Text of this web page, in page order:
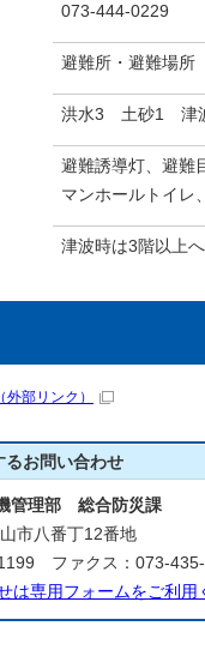
073-444-0229
避難所・避難場所
洪水3 土砂1 津
避難誘導灯、避難
マンホールトイレ
津波時は3階以上
（外部リンク）
るお問い合わせ
管理部 総合防災課
市八番丁12番地
ファクス：073-
は専用フォームをご利用